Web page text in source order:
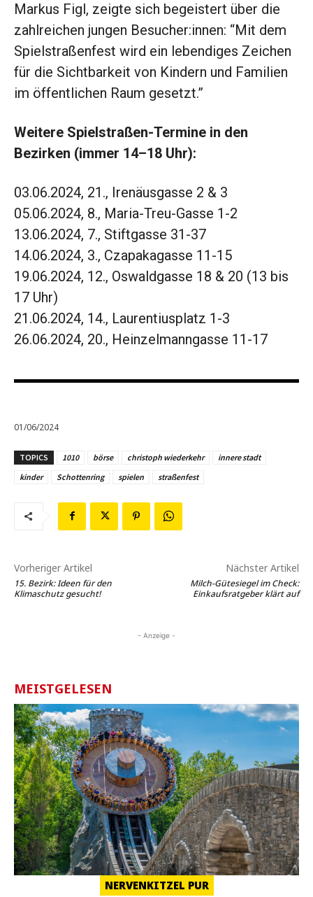
Markus Figl, zeigte sich begeistert über die
zahlreichen jungen Besucher:innen: “Mit dem
Spielstraßenfest wird ein lebendiges Zeichen
für die Sichtbarkeit von Kindern und Familien
im öffentlichen Raum gesetzt.”
Weitere Spielstraßen-Termine in den
Bezirken (immer 14–18 Uhr):
03.06.2024, 21., Irenäusgasse 2 & 3
05.06.2024, 8., Maria-Treu-Gasse 1-2
13.06.2024, 7., Stiftgasse 31-37
14.06.2024, 3., Czapakagasse 11-15
19.06.2024, 12., Oswaldgasse 18 & 20 (13 bis
17 Uhr)
21.06.2024, 14., Laurentiusplatz 1-3
26.06.2024, 20., Heinzelmanngasse 11-17
01/06/2024
TOPICS 1010 börse christoph wiederkehr
innere stadt
kinder
Schottenring spielen straßenfest
Vorheriger Artikel
15. Bezirk: Ideen für den
Klimaschutz gesucht!
Nächster Artikel
Milch-Gütesiegel im Check:
Einkaufsratgeber klärt auf
- Anzeige -
MEISTGELESEN
NERVENKITZEL PUR